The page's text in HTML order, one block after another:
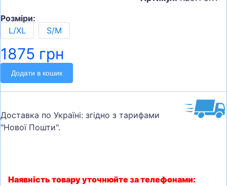
Розміри:
L/XL
S/M
1875 грн
Додати в кошик
Доставка по Україні: згідно з тарифами
"Нової Пошти".
Наявність товару уточнюйте за телефонами: